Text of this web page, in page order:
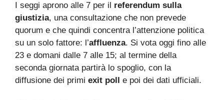
I seggi aprono alle 7 per il referendum sulla
giustizia, una consultazione che non prevede
quorum e che quindi concentra l’attenzione politica
su un solo fattore: l’affluenza. Si vota oggi fino alle
23 e domani dalle 7 alle 15; al termine della
seconda giornata partirà lo spoglio, con la
diffusione dei primi exit poll e poi dei dati ufficiali.